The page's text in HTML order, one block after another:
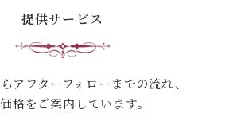
提供サービス
アフターフォローまでの流れ、
格をご案内しています。